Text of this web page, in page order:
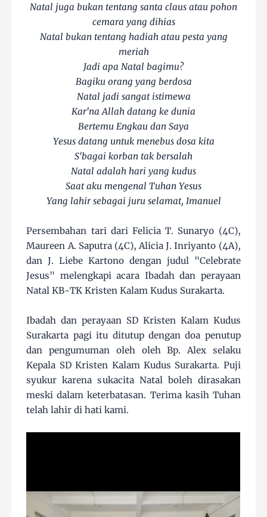
Natal juga bukan tentang santa claus atau pohon
cemara yang dihias
Natal bukan tentang hadiah atau pesta yang
meriah
Jadi apa Natal bagimu?
Bagiku orang yang berdosa
Natal jadi sangat istimewa
Kar'na Allah datang ke dunia
Bertemu Engkau dan Saya
Yesus datang untuk menebus dosa kita
S'bagai korban tak bersalah
Natal adalah hari yang kudus
Saat aku mengenal Tuhan Yesus
Yang lahir sebagai juru selamat, Imanuel
Persembahan tari dari Felicia T. Sunaryo (4C),
Maureen A. Saputra (4C), Alicia J. Inriyanto (4A),
dan J. Liebe Kartono dengan judul "Celebrate
Jesus" melengkapi acara Ibadah dan perayaan
Natal KB-TK Kristen Kalam Kudus Surakarta.
Ibadah dan perayaan SD Kristen Kalam Kudus
Surakarta pagi itu ditutup dengan doa penutup
dan pengumuman oleh oleh Bp. Alex selaku
Kepala SD Kristen Kalam Kudus Surakarta. Puji
syukur karena sukacita Natal boleh dirasakan
meski dalam keterbatasan. Terima kasih Tuhan
telah lahir di hati kami.